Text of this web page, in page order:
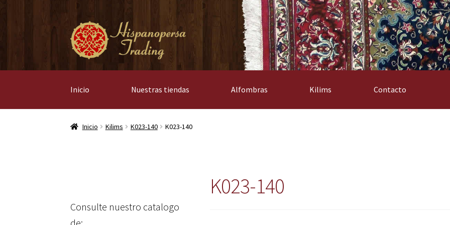
Ir
a
la
Ir
al
contenido
Inicio Nuestras tiendas Alfombras Kilims Contacto
Inicio Kilims K023-140 K023-140
K023-140
Consulte nuestro catalogo